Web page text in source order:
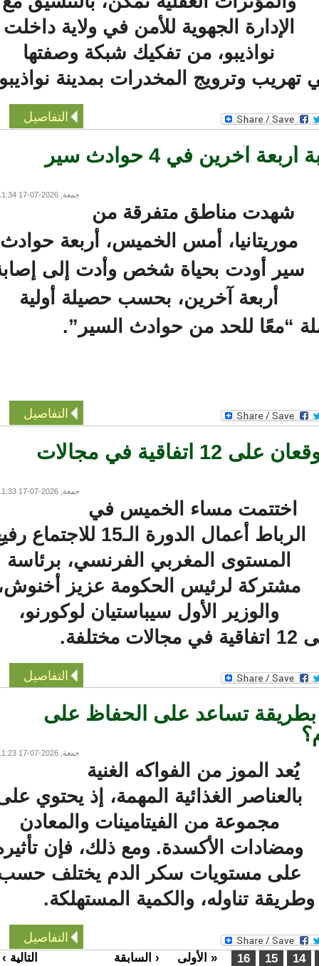
الإدارة الجهوية للأمن في ولاية داخلت
نواذيبو، من تفكيك شبكة وصفتها
وترويج المخدرات بمدينة نواذيبو.
التفاصيل
وفاة شخص وإصابة أربعة آخرين في 4 حوادث سير
جمعة, 2026-07-17 11:34
شهدت مناطق متفرقة من
موريتانيا، أمس الخميس، أربعة حوادث
أودت بحياة شخص وأدت إلى إصابة
أربعة آخرين، بحسب حصيلة أولية
“معًا للحد من حوادث السير”.
التفاصيل
المغرب وفرنسا يوقعان على 12 اتفاقية في مجالات
جمعة, 2026-07-17 11:33
اختتمت مساء الخميس في
الرباط أعمال الدورة الـ15 للاجتماع رفيع
المستوى المغربي الفرنسي، برئاسة
مشتركة لرئيس الحكومة عزيز أخنوش،
والوزير الأول سيباستيان لوكورنو،
التفاصيل
تساعد على الحفاظ على
جمعة, 2026-07-17 11:23
يُعد الموز من الفواكه الغنية
بالعناصر الغذائية المهمة، إذ يحتوي على
مجموعة من الفيتامينات والمعادن
ومضادات الأكسدة. ومع ذلك، فإن تأثيره
على مستويات سكر الدم يختلف حسب
تناوله، والكمية المستهلكة.
التفاصيل
« الأولى ‹ السابقة
التالية ›